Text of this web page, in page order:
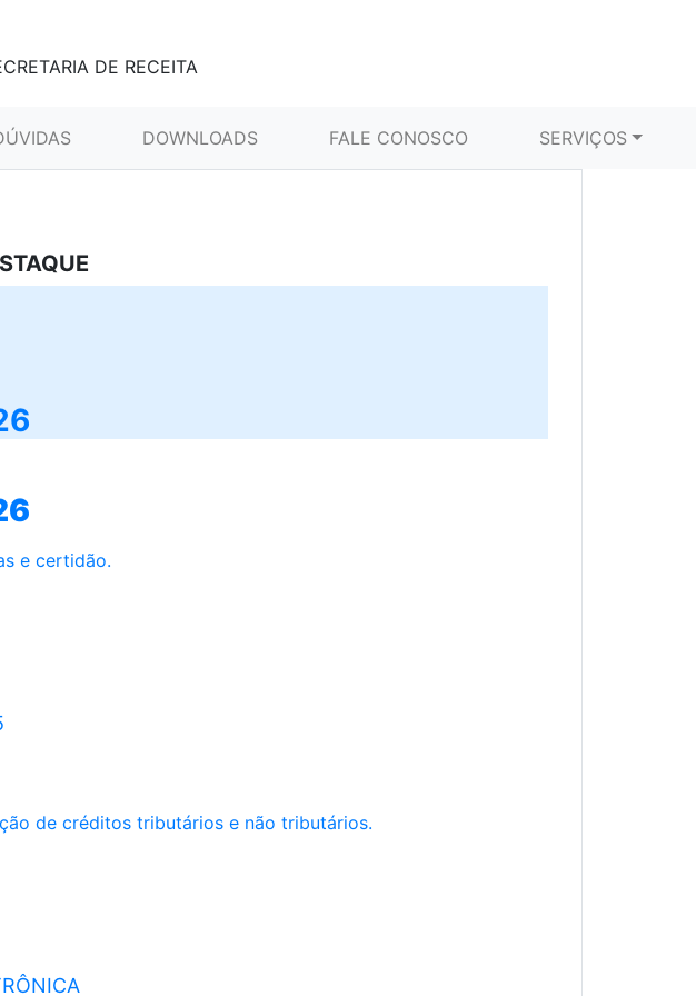
DE RECEITA
DOWNLOADS FALE CONOSCO SERVIÇOS
e certidão.
de créditos tributários e não tributários.